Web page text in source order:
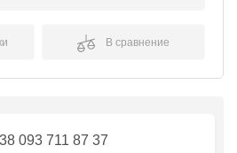
В сравнение
093 711 87 37